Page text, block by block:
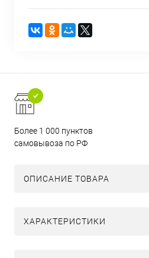
Более 1 000 пунктов
самовывоза по РФ
ОПИСАНИЕ ТОВАРА
ХАРАКТЕРИСТИКИ